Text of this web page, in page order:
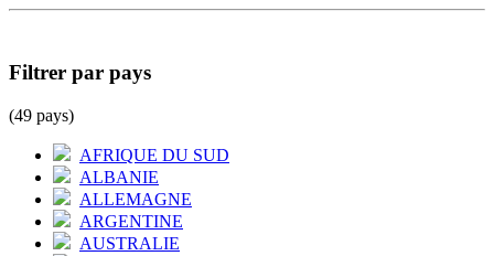
Filtrer par pays
(49 pays)
AFRIQUE DU SUD
ALBANIE
ALLEMAGNE
ARGENTINE
AUSTRALIE